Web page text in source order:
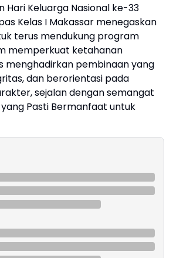
Hari Keluarga Nasional ke-33
Kelas I Makassar menegaskan
terus mendukung program
memperkuat ketahanan
menghadirkan pembinaan yang
dan berorientasi pada
sejalan dengan semangat
Pasti Bermanfaat untuk